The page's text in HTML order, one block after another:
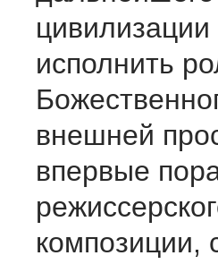
исполнить
внешней
впервые
композиции,